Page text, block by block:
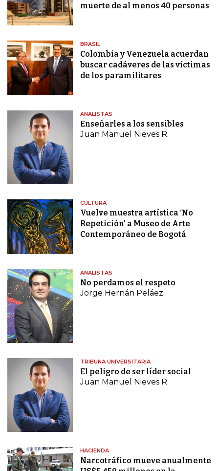
muerte de al menos 40 personas
BRASIL
Colombia y Venezuela acuerdan
buscar cadáveres de las víctimas
de los paramilitares
ANALISTAS
Enseñarles a los sensibles
Juan Manuel Nieves R.
CULTURA
Vuelve muestra artística ‘No
Repetición’ a Museo de Arte
Contemporáneo de Bogotá
ANALISTAS
No perdamos el respeto
Jorge Hernán Peláez
TRIBUNA UNIVERSITARIA
El peligro de ser líder social
Juan Manuel Nieves R.
HACIENDA
Narcotráfico mueve anualmente